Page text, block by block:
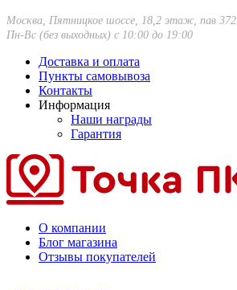
Москва, Пятницкое шоссе, 18,2 этаж, пав 372
Пн-Вс (без выходных) с 10:00 до 19:00
Доставка и оплата
Пункты самовывоза
Контакты
Информация
Наши награды
Гарантия
О компании
Блог магазина
Отзывы покупателей